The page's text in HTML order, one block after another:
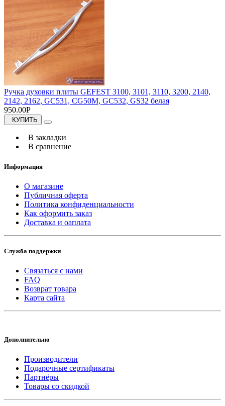
Ручка духовки плиты GEFEST 3100, 3101, 3110, 3200, 2140,
2142, 2162, GC531, CG50M, GC532, GS32 белая
950.00Р
КУПИТЬ
В закладки
В сравнение
Информация
О магазине
Публичная оферта
Политика конфиденциальности
Как оформить заказ
Доставка и оаплата
Служба поддержки
Связаться с нами
FAQ
Возврат товара
Карта сайта
Дополнительно
Производители
Подарочные сертификаты
Партнёры
Товары со скидкой